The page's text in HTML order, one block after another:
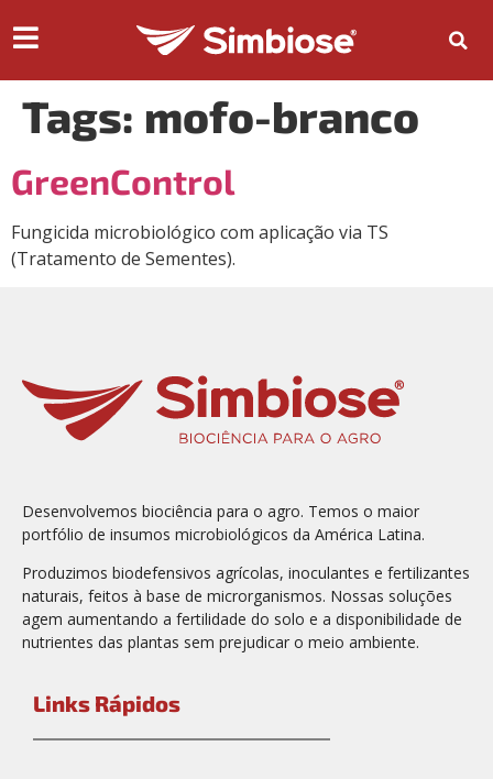
Tags: mofo-branco
GreenControl
Fungicida microbiológico com aplicação via TS
(Tratamento de Sementes).
Desenvolvemos biociência para o agro. Temos o maior
portfólio de insumos microbiológicos da América Latina.
Produzimos biodefensivos agrícolas, inoculantes e fertilizantes
naturais, feitos à base de microrganismos. Nossas soluções
agem aumentando a fertilidade do solo e a disponibilidade de
nutrientes das plantas sem prejudicar o meio ambiente.
Links Rápidos